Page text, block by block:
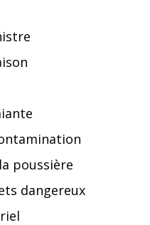
poussière
dangereux